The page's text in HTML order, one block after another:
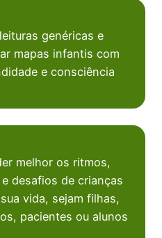
genéricas e
mapas infantis com
e consciência
melhor os ritmos,
desafios de crianças
vida, sejam filhas,
pacientes ou alunos